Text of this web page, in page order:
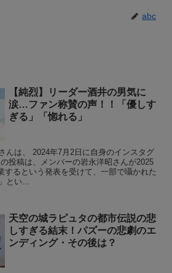
abc
【純烈】リーダー酒井の男気に
涙…ファン称賛の声！！「優しす
ぎる」「惚れる」
んは、 2024年7月2日に自身のインスタグ
投稿は、メンバーの岩永洋昭さんが2025
するという発表を受けて、一部で囁かれた
とい...
天空の城ラピュタの都市伝説の悲
しすぎる結末！パズーの悲劇のエ
ンディング・その後は？